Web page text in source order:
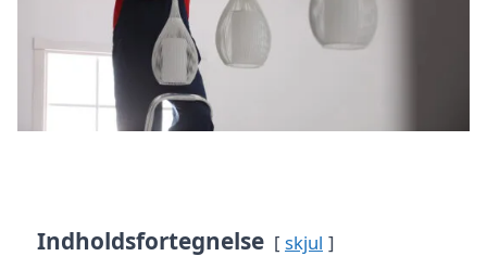
Indholdsfortegnelse skjul